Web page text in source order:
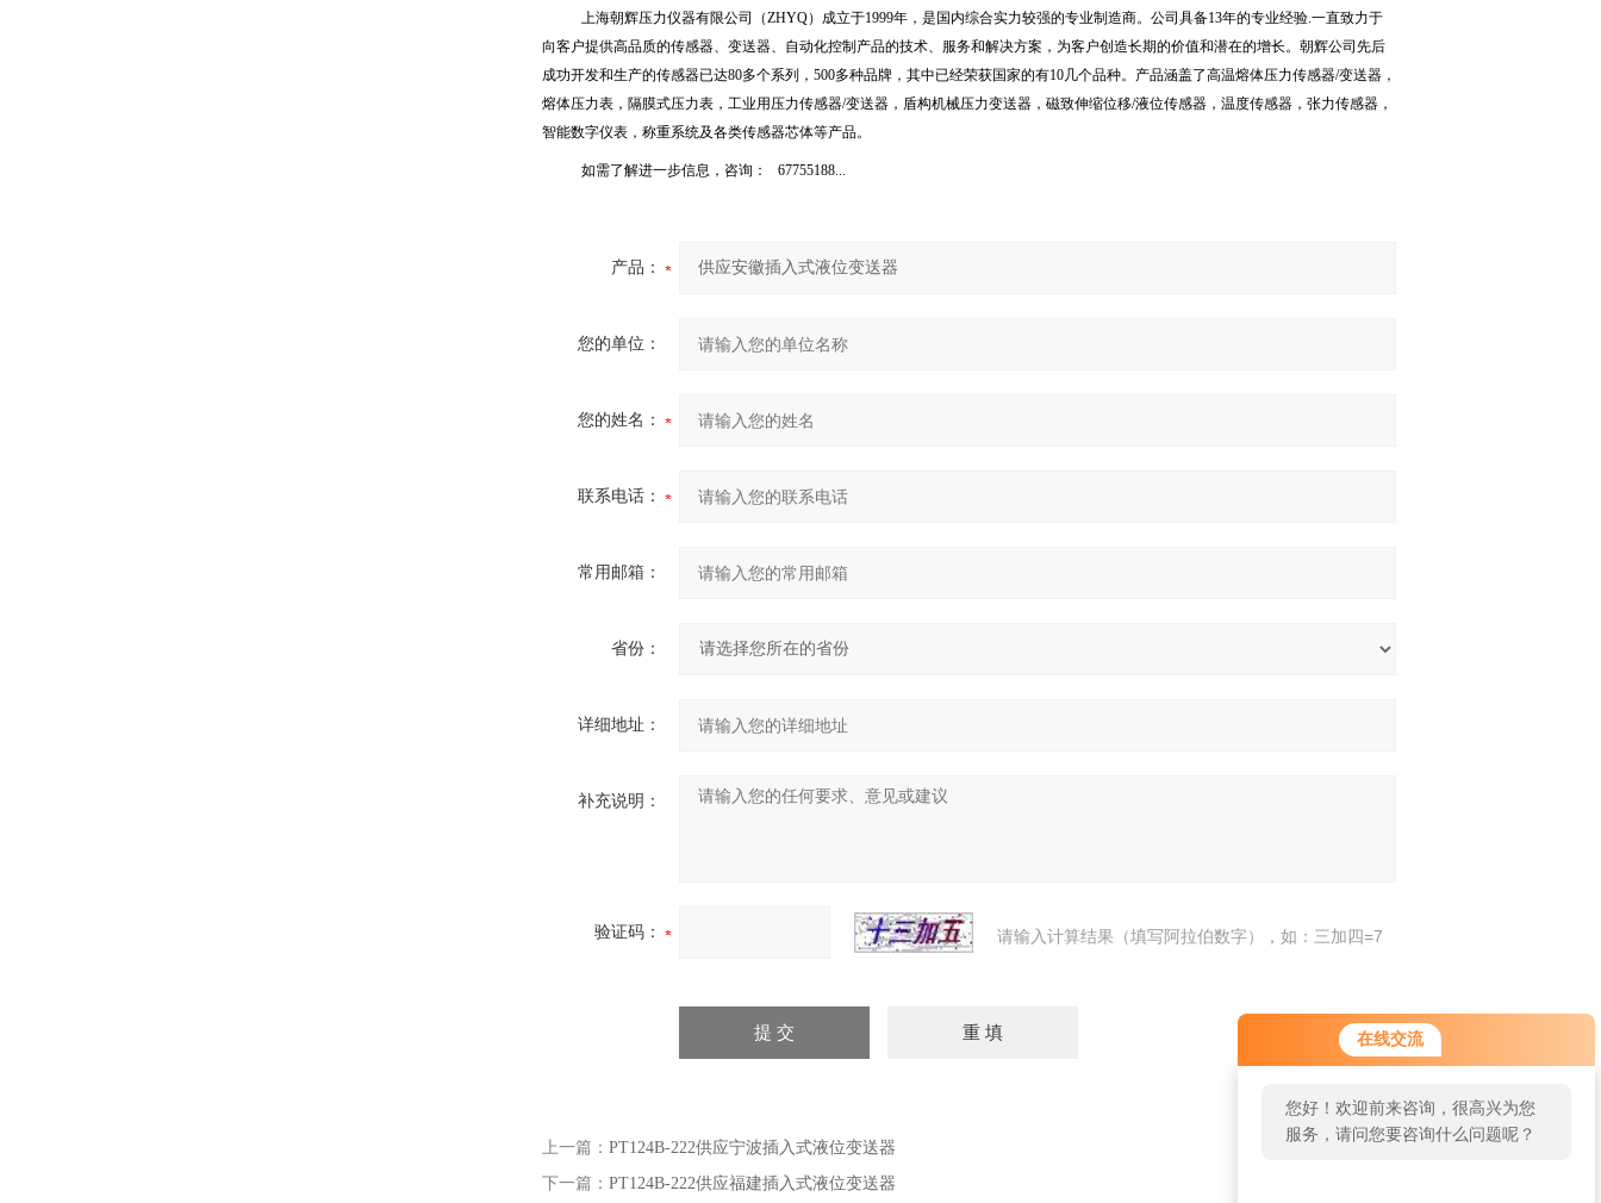
在线交流
您好！欢迎前来咨询，很高兴为您
服务，请问您要咨询什么问题呢？
上海朝辉压力仪器有限公司（ZHYQ）成立于1999年，是国内综合实力较强的专业制造商。公司具备13年的专业经验.一直致力于
向客户提供高品质的传感器、变送器、自动化控制产品的技术、服务和解决方案，为客户创造长期的价值和潜在的增长。朝辉公司先后
成功开发和生产的传感器已达80多个系列， 500多种品牌，其中已经荣获国家的有10几个品种。产品涵盖了高温熔体压力传感器/变送器，
熔体压力表，隔膜式压力表，工业用压力传感器/变送器，盾构机械压力变送器，磁致伸缩位移/液位传感器，温度传感器，张力传感器，
智能数字仪表，称重系统及各类传感器芯体等产品。
如需了解进一步信息，咨询： 67755188...
产品：
您的单位：
您的姓名：
联系电话：
常用邮箱：
省份：
详细地址：
补充说明：
验证码： 请输入计算结果（填写阿拉伯数字），如：三加四=7
上一篇： PT124B-222供应宁波插入式液位变送器
下一篇： PT124B-222供应福建插入式液位变送器